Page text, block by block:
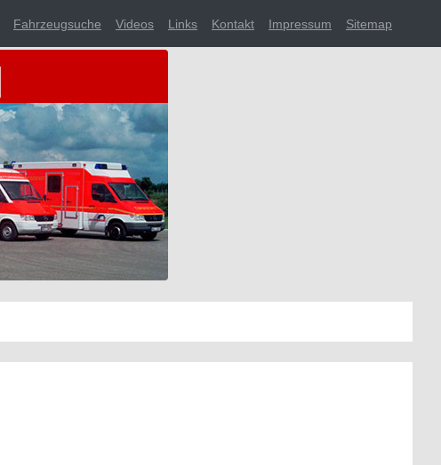
Fahrzeugsuche Videos Links Kontakt Impressum Sitemap